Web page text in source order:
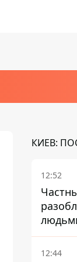
КИЕВ:
12:52
12:44